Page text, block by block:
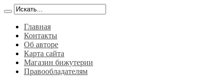
Главная
Контакты
Об авторе
Карта сайта
Магазин бижутерии
Правообладателям